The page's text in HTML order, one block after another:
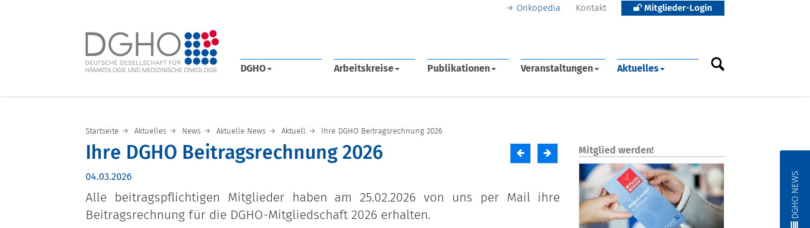
Onkopedia Kontakt Mitglieder-Login
DGHO Arbeitskreise Publikationen Veranstaltungen Aktuelles
DGHO NEWS
Startseite Aktuelles News Aktuelle News Aktuell Ihre DGHO Beitragsrechnung 2026
Ihre DGHO Beitragsrechnung 2026
04.03.2026
Alle beitragspflichtigen Mitglieder haben am 25.02.2026 von uns per Mail ihre
Beitragsrechnung für die DGHO-Mitgliedschaft 2026 erhalten.
Mitglied werden!